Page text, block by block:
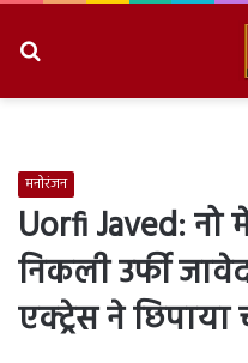
मनोरंजन
Uorfi Javed:
निकली उर्फी
एक्ट्रेस ने छिपाया